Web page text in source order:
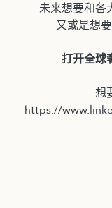
未来想要和各
又或是想
打开全球
想
https://